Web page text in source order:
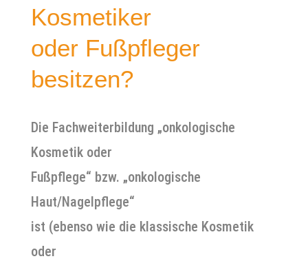
Kosmetiker
oder Fußpfleger
besitzen?
Die Fachweiterbildung „onkologische
Kosmetik oder
Fußpflege“ bzw. „onkologische
Haut/Nagelpflege“
ist (ebenso wie die klassische Kosmetik
oder